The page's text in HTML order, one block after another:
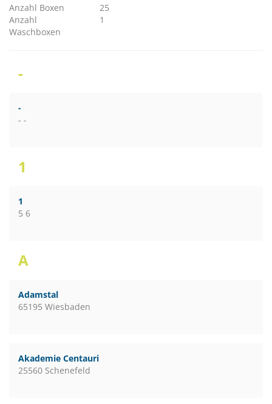
Anzahl Boxen
25
Anzahl
Waschboxen
1
-
-
- -
1
1
5 6
A
Adamstal
65195 Wiesbaden
Akademie Centauri
25560 Schenefeld